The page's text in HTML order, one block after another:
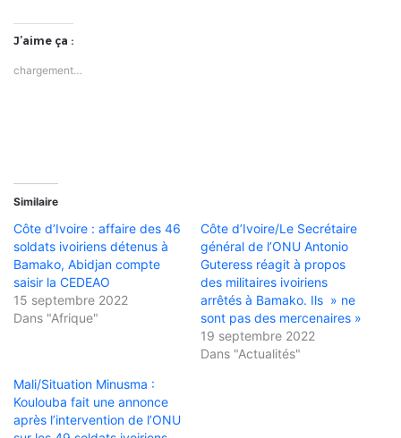
J’aime ça :
chargement…
Similaire
Côte d’Ivoire : affaire des 46
soldats ivoiriens détenus à
Bamako, Abidjan compte
saisir la CEDEAO
15 septembre 2022
Dans "Afrique"
Côte d’Ivoire/Le Secrétaire
général de l’ONU Antonio
Guteress réagit à propos
des militaires ivoiriens
arrêtés à Bamako. Ils » ne
sont pas des mercenaires »
19 septembre 2022
Dans "Actualités"
Mali/Situation Minusma :
Koulouba fait une annonce
après l’intervention de l’ONU